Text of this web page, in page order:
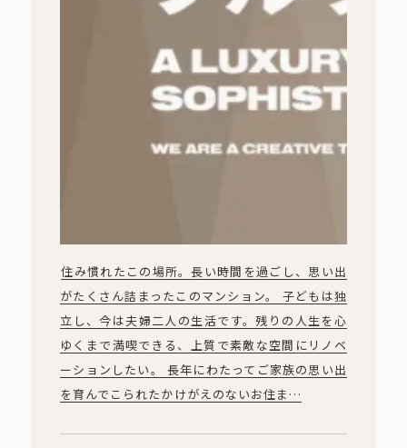
住み慣れたこの場所。長い時間を過ごし、思い出
がたくさん詰まったこのマンション。 子どもは独
立し、今は夫婦二人の生活です。残りの人生を心
ゆくまで満喫できる、上質で素敵な空間にリノベ
ーションしたい。 長年にわたってご家族の思い出
を育んでこられたかけがえのないお住ま…